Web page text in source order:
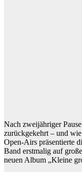
Nach zweijähriger
zurückgekehrt – und
Open-Airs präsentierte
Band erstmalig auf
neuen Album „Kleine